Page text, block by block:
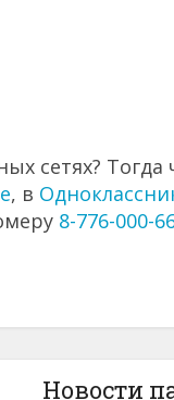
сетях?
, в
8-776-000-
Новости